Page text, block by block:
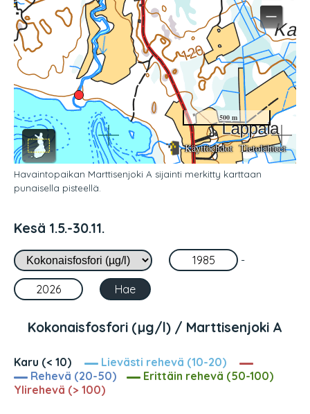
Havaintopaikan Marttisenjoki A sijainti merkitty karttaan
punaisella pisteellä.
Kesä 1.5.-30.11.
-
Kokonaisfosfori (µg/l) / Marttisenjoki A
Karu (< 10)
Lievästi rehevä (10-20)
Rehevä (20-50)
Erittäin rehevä (50-100)
Ylirehevä (> 100)